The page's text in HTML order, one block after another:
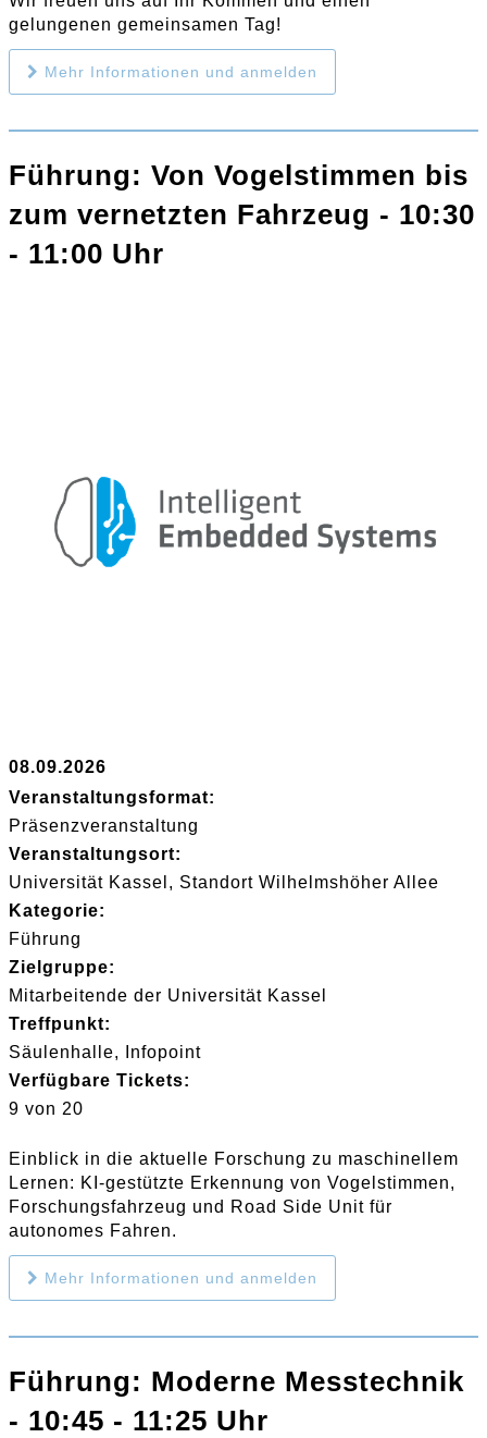
gelungenen gemeinsamen Tag!
Mehr Informationen und anmelden
Führung: Von Vogelstimmen bis
zum vernetzten Fahrzeug - 10:30
- 11:00 Uhr
08.09.2026
Veranstaltungsformat:
Präsenzveranstaltung
Veranstaltungsort:
Universität Kassel, Standort Wilhelmshöher Allee
Kategorie:
Führung
Zielgruppe:
Mitarbeitende der Universität Kassel
Treffpunkt:
Säulenhalle, Infopoint
Verfügbare Tickets:
9 von 20
Einblick in die aktuelle Forschung zu maschinellem
Lernen: KI-gestützte Erkennung von Vogelstimmen,
Forschungsfahrzeug und Road Side Unit für
autonomes Fahren.
Mehr Informationen und anmelden
Führung: Moderne Messtechnik
- 10:45 - 11:25 Uhr